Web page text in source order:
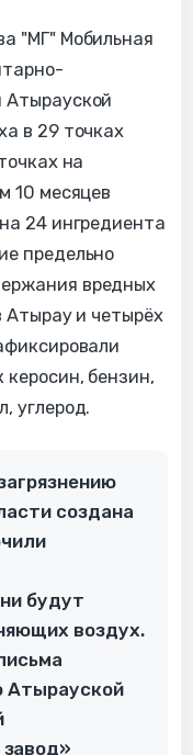
"МГ" Мобильная
Атырауской
в 29 точках
на
10 месяцев
24 ингредиента
предельно
вредных
Атырау и четырёх
бензин,
углерод.
создана
будут
воздух.
Атырауской